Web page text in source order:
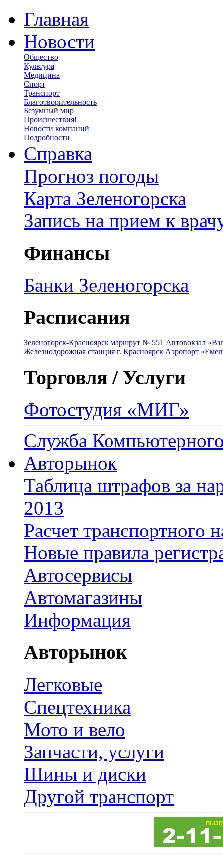
Главная
Новости
Общество
Культура
Медицина
Спорт
Транспорт
Благотворительность
Безумный мир
Происшествия!
Новости компаний
Подробности
Справка
Прогноз погоды
Карта Зеленогорска
Запись на прием к
Финансы
Банки Зеленогорска
Расписания
Зеленогорск-Красноярск маршрут № 551 Автовокзал
Железнодорожная станция г. Красноярск Аэропорт
Торговля / Услуги
Фотостудия «МИГ»
Служба
Авторынок
Таблица штрафов за
2013
Расчет транспортного
Новые правила
Автосервисы
Автомагазины
Информация
Авторынок
Легковые
Спецтехника
Мото и вело
Запчасти, услуги
Шины и диски
Другой транспорт